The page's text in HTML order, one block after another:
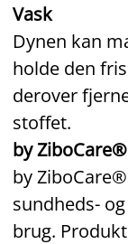
Vask
Dynen kan
holde den
derover
stoffet.
by ZiboCare®
by
sundheds-
brug.